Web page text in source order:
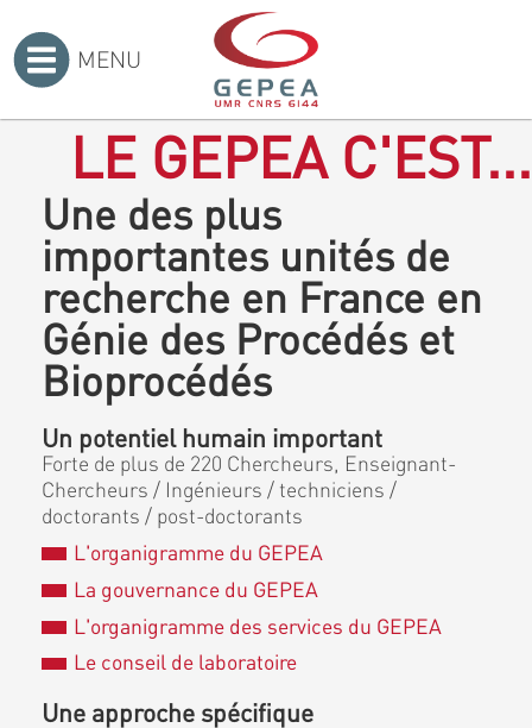
MENU
LE GEPEA C'EST...
Une des plus
importantes unités de
recherche en France en
Génie des Procédés et
Bioprocédés
Un potentiel humain important
Forte de plus de 220 Chercheurs, Enseignant-
Chercheurs / Ingénieurs / techniciens /
doctorants / post-doctorants
L'organigramme du GEPEA
La gouvernance du GEPEA
L'organigramme des services du GEPEA
Le conseil de laboratoire
Une approche spécifique